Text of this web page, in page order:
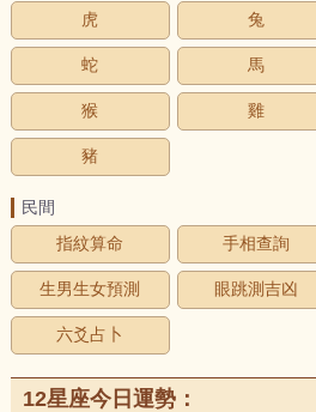
虎 兔
蛇 馬
猴 雞
豬
民間
指紋算命
手相查詢
生男生女預測 眼跳測吉凶
六爻占卜
12星座今日運勢：